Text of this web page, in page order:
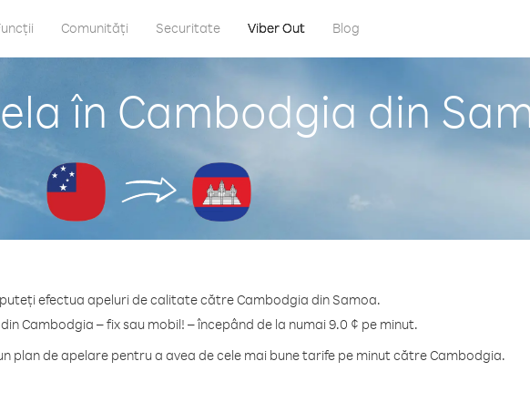
Comunități Securitate Viber Out Blog
în Cambodgia din
efectua apeluri de calitate către Cambodgia din Samoa.
Cambodgia – fix sau mobil! – începând de la numai 9.0 ¢ pe minut.
plan de apelare pentru a avea de cele mai bune tarife pe minut către Cambodgia.